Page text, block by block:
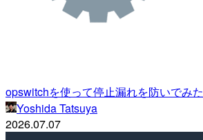
opswitchを使って停止漏れを防いでみた
Yoshida Tatsuya
2026.07.07